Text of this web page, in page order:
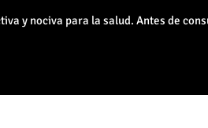
y nociva para la salud. Antes de